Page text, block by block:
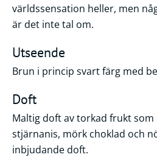
världssensation heller, men
är det inte tal om.
Utseende
Brun i princip svart färg med
Doft
Maltig doft av torkad frukt
stjärnanis, mörk choklad och
inbjudande doft.